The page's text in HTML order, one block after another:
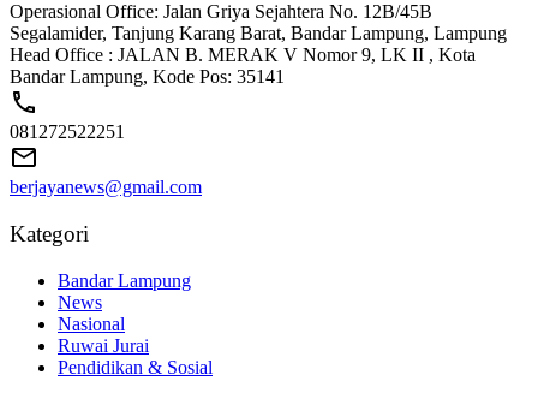
Operasional Office: Jalan Griya Sejahtera No. 12B/45B
Segalamider, Tanjung Karang Barat, Bandar Lampung, Lampung
Head Office : JALAN B. MERAK V Nomor 9, LK II , Kota
Bandar Lampung, Kode Pos: 35141
081272522251
berjayanews@gmail.com
Kategori
Bandar Lampung
News
Nasional
Ruwai Jurai
Pendidikan & Sosial